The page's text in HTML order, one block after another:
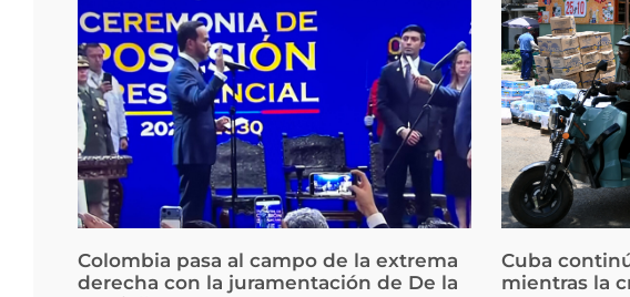
Colombia pasa al campo de la extrema
derecha con la juramentación de De la
Cuba
mientras la